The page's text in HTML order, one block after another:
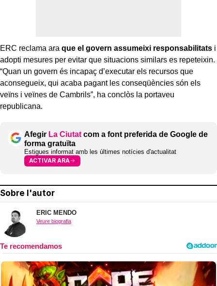
ERC reclama ara que el govern assumeixi responsabilitats i
adopti mesures per evitar que situacions similars es repeteixin.
“Quan un govern és incapaç d’executar els recursos que
aconsegueix, qui acaba pagant les conseqüències són els
veïns i veïnes de Cambrils”, ha conclòs la portaveu
republicana.
Afegir La Ciutat com a font preferida de Google de
forma gratuïta
Estigues informat amb les últimes notícies d'actualitat
ACTIVAR ARA
Sobre l'autor
ERIC MENDO
Veure biografia